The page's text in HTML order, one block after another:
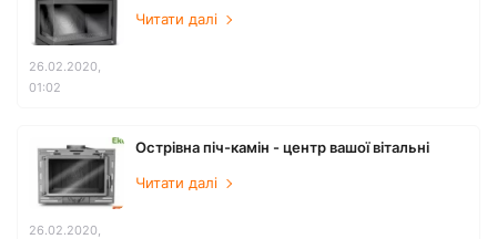
26.02.2020,
01:02
Читати далі
26.02.2020,
Острівна піч-камін - центр вашої вітальні
Читати далі